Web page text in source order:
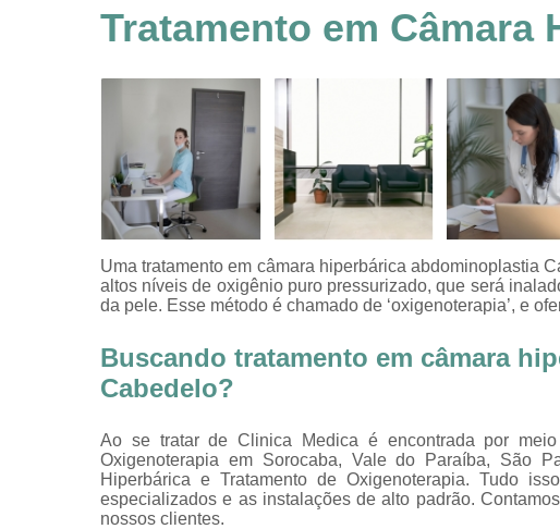
Tratamentos por
oxigenoterapia
Tratamento em
Uma tratamento em câmara hiperbárica abdominoplastia
altos níveis de oxigênio puro pressurizado, que será
da pele. Esse método é chamado de ‘oxigenoterapia’, e
Buscando tratamento em câmara
Cabedelo?
Ao se tratar de Clinica Medica é encontrada por
Oxigenoterapia em Sorocaba, Vale do Paraíba, São
Hiperbárica e Tratamento de Oxigenoterapia. Tudo
especializados e as instalações de alto padrão.
nossos clientes.